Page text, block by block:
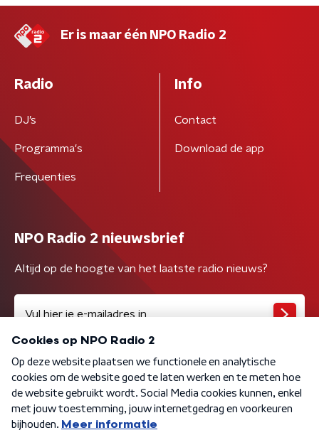
Er is maar één NPO Radio 2
Radio
DJ’s
Programma's
Frequenties
Info
Contact
Download de app
NPO Radio 2 nieuwsbrief
Altijd op de hoogte van het laatste radio nieuws?
Algemene voorwaarden